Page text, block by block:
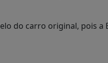
do carro original, pois a